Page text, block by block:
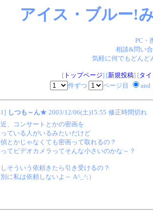
アイス・ブルー!
PC・
相談&問い
気軽に何でもどん
[トップページ] [新規投稿] [タ
件ずつ
ページ目 and
しつも～ん★ 2003/12/06(土)15:55 修正時間切れ
、コンサートとかの密画を
ている人がいるみたいだけど
とかじゃなくても密画って取れるの？
てビデオカメラってそんな小さいのかな～？
しそういう依頼きたら引き受けるの？
に私は依頼しないよ～ A^_^;）